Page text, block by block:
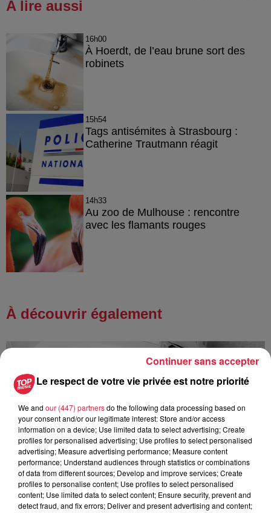
A lire aussi
16h00
À Hoerdt, de l’eau brune sort des
robinets
15h54
Tags antisémites à Strasbourg :
Catherine Trautmann réagit
14h33
Au zoo de Mulhouse : rencontre
avec les flamants rouges
À découvrir également
Le respect de votre vie privée est notre priorité
We and our (447) partnersdo the following data processing based on
your consent and/or our legitimate interest: Store and/or access
information on a device; Use limited data to select advertising; Create
profiles for personalised advertising; Use profiles to select personalised
advertising; Measure advertising performance; Measure content
performance; Understand audiences through statistics or combinations
of data from different sources; Develop and improve services; Create
profiles to personalise content; Use profiles to select personalised
content; Use limited data to select content; Ensure security, prevent and
detect fraud, and fix errors; Deliver and present advertising and content;
Continuer sans accepter